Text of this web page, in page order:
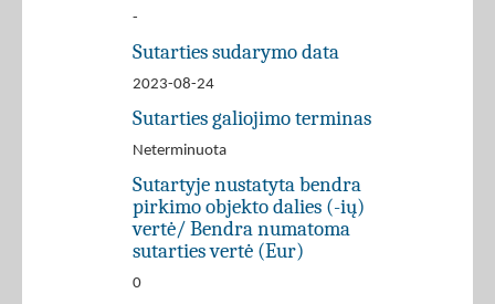
-
Sutarties sudarymo data
2023-08-24
Sutarties galiojimo terminas
Neterminuota
Sutartyje nustatyta bendra
pirkimo objekto dalies (-ių)
vertė/ Bendra numatoma
sutarties vertė (Eur)
0